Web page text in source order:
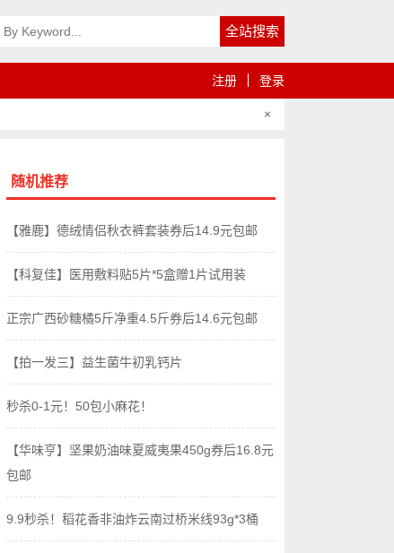
注册 登录
×
随机推荐
【雅鹿】德绒情侣秋衣裤套装券后14.9元包邮
【科复佳】医用敷料贴5片*5盒赠1片试用装
正宗广西砂糖橘5斤净重4.5斤券后14.6元包邮
【拍一发三】益生菌牛初乳钙片
秒杀0-1元！50包小麻花！
【华味亨】坚果奶油味夏威夷果450g券后16.8元
包邮
9.9秒杀！稻花香非油炸云南过桥米线93g*3桶